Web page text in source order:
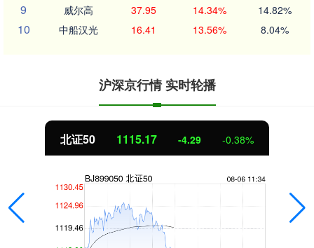
9 威尔高 37.95 14.34% 14.82%
10 中船汉光 16.41 13.56% 8.04%
沪深京行情 实时轮播
北证50 1115.17 -4.29 -0.38%